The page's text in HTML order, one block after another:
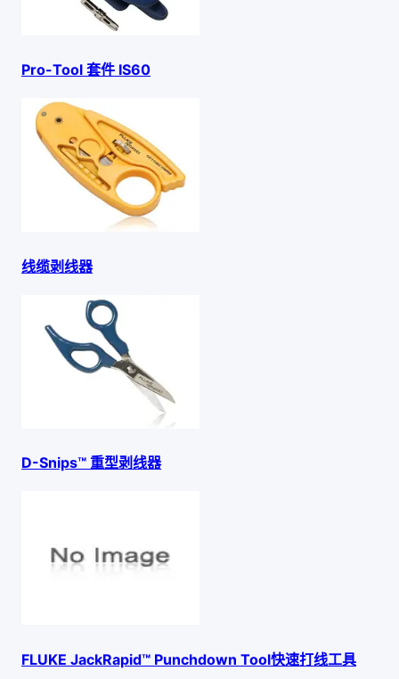
Pro-Tool 套件 IS60
线缆剥线器
D-Snips™ 重型剥线器
FLUKE JackRapid™ Punchdown Tool快速打线工具